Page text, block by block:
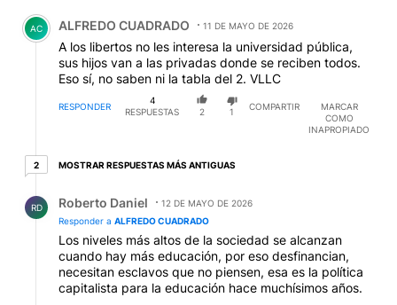
Comentario de ALFREDO CUADRADO.
AC ALFREDO CUADRADO 11 DE MAYO DE 2026
A los libertos no les interesa la universidad pública,
sus hijos van a las privadas donde se reciben todos.
Eso sí, no saben ni la tabla del 2. VLLC
RESPONDER
4
RESPUESTAS
2 1
COMPARTIR
MARCAR
COMO
INAPROPIADO
22 respuestas más antiguas
MOSTRAR RESPUESTAS MÁS ANTIGUAS
RD Roberto Daniel
12 DE MAYO DE 2026
Responder a ALFREDO CUADRADO
Los niveles más altos de la sociedad se alcanzan
cuando hay más educación, por eso desfinancian,
necesitan esclavos que no piensen, esa es la política
capitalista para la educación hace muchísimos años.